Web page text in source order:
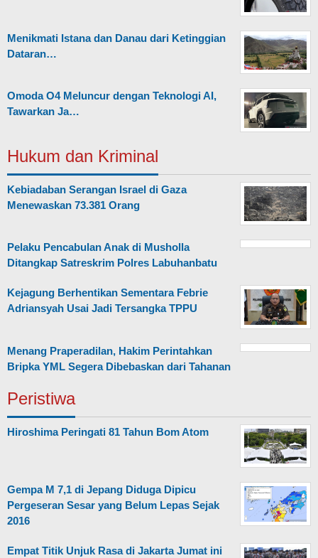
Menikmati Istana dan Danau dari Ketinggian
Dataran…
Omoda O4 Meluncur dengan Teknologi AI,
Tawarkan Ja…
Hukum dan Kriminal
Kebiadaban Serangan Israel di Gaza
Menewaskan 73.381 Orang
Pelaku Pencabulan Anak di Musholla
Ditangkap Satreskrim Polres Labuhanbatu
Kejagung Berhentikan Sementara Febrie
Adriansyah Usai Jadi Tersangka TPPU
Menang Praperadilan, Hakim Perintahkan
Bripka YML Segera Dibebaskan dari Tahanan
Peristiwa
Hiroshima Peringati 81 Tahun Bom Atom
Gempa M 7,1 di Jepang Diduga Dipicu
Pergeseran Sesar yang Belum Lepas Sejak
2016
Empat Titik Unjuk Rasa di Jakarta Jumat ini